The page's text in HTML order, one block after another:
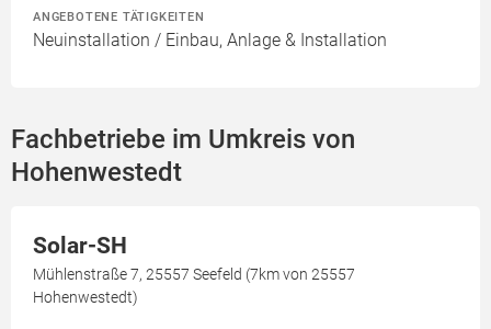
ANGEBOTENE TÄTIGKEITEN
Neuinstallation / Einbau, Anlage & Installation
Fachbetriebe im Umkreis von
Hohenwestedt
Solar-SH
Mühlenstraße 7, 25557 Seefeld (7km von 25557
Hohenwestedt)